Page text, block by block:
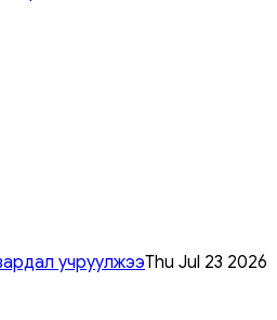
учруулжээThu Jul 23 2026